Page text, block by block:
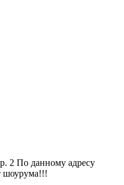
2 По данному адресу
шоурума!!!